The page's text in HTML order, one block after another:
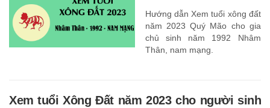
Hướng dẫn Xem tuổi xông đất
năm 2023 Quý Mão cho gia
chủ sinh năm 1992 Nhâm
Thân, nam mạng.
Xem tuổi Xông Đất năm 2023 cho người sinh